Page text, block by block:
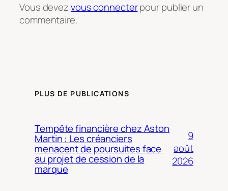
Vous devezvous connecterpour publier un
commentaire.
PLUS DE PUBLICATIONS
Tempête financière chez Aston
Martin : Les créanciers
menacent de poursuites face
au projet de cession de la
marque
9
août
2026